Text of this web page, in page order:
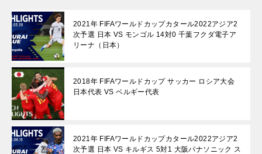
2021年 FIFAワールドカップカタール2022アジア2
次予選 日本 VS モンゴル 14対0 千葉フクダ電子ア
リーナ（日本）
2018年 FIFAワールドカップ サッカー ロシア大会
日本代表 VS ベルギー代表
2021年 FIFAワールドカップカタール2022アジア2
次予選 日本 VS キルギス 5対1 大阪パナソニック ス